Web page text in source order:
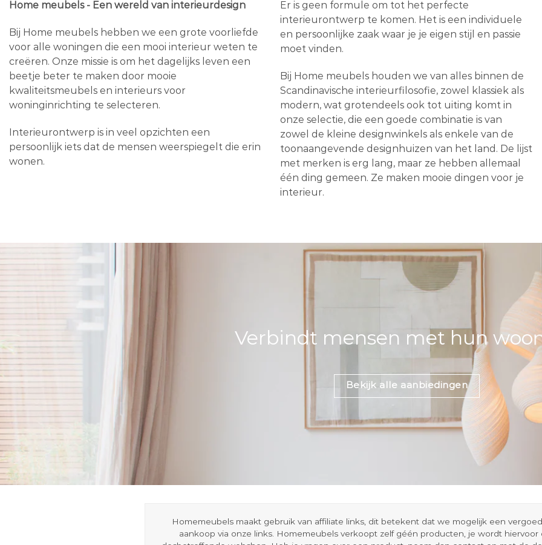
Home meubels - Een wereld van interieurdesign
Bij Home meubels hebben we een grote voorliefde
voor alle woningen die een mooi interieur weten te
creëren. Onze missie is om het dagelijks leven een
beetje beter te maken door mooie
kwaliteitsmeubels en interieurs voor
woninginrichting te selecteren.
Interieurontwerp is in veel opzichten een
persoonlijk iets dat de mensen weerspiegelt die erin
wonen.
Er is geen formule om tot het perfecte
interieurontwerp te komen. Het is een individuele
en persoonlijke zaak waar je je eigen stijl en passie
moet vinden.
Bij Home meubels houden we van alles binnen de
Scandinavische interieurfilosofie, zowel klassiek als
modern, wat grotendeels ook tot uiting komt in
onze selectie, die een goede combinatie is van
zowel de kleine designwinkels als enkele van de
toonaangevende designhuizen van het land. De lijst
met merken is erg lang, maar ze hebben allemaal
één ding gemeen. Ze maken mooie dingen voor je
interieur.
Verbindt mensen met hun
Bekijk alle aanbiedingen
Homemeubels maakt gebruik van affiliate links, dit betekent dat we mogelijk een
aankoop via onze links. Homemeubels verkoopt zelf géén producten, je wordt